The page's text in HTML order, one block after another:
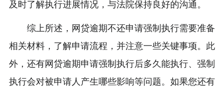
及时了解执行进展情况，与法院保持良好的沟通。
综上所述，网贷逾期不还申请强制执行需要准备
相关材料，了解申请流程，并注意一些关键事项。此
外，还有网贷逾期申请强制执行后多久能执行、强制
执行会对被申请人产生哪些影响等问题。如果您还有